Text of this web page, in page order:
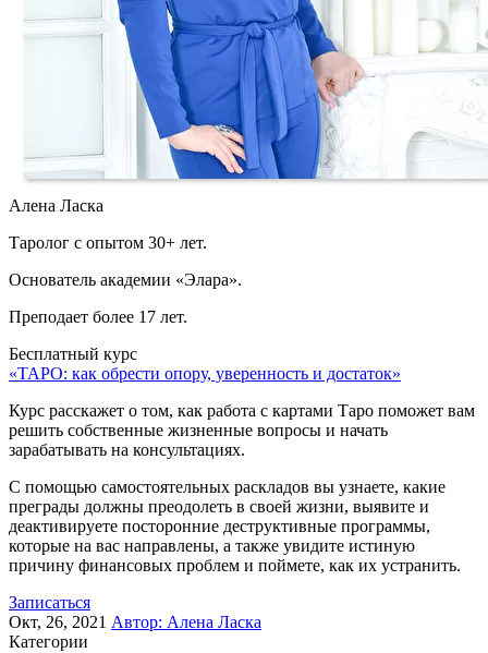
Алена Ласка
Таролог с опытом 30+ лет.
Основатель академии «Элара».
Преподает более 17 лет.
Бесплатный курс
«ТАРО: как обрести опору, уверенность и достаток»
Курс расскажет о том, как работа с картами Таро поможет вам
решить собственные жизненные вопросы и начать
зарабатывать на консультациях.
С помощью самостоятельных раскладов вы узнаете, какие
преграды должны преодолеть в своей жизни, выявите и
деактивируете посторонние деструктивные программы,
которые на вас направлены, а также увидите истиную
причину финансовых проблем и поймете, как их устранить.
Записаться
Окт, 26, 2021 Автор: Алена Ласка
Категории